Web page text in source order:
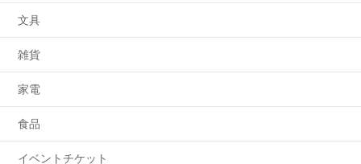
文具
雑貨
家電
食品
イベントチケット